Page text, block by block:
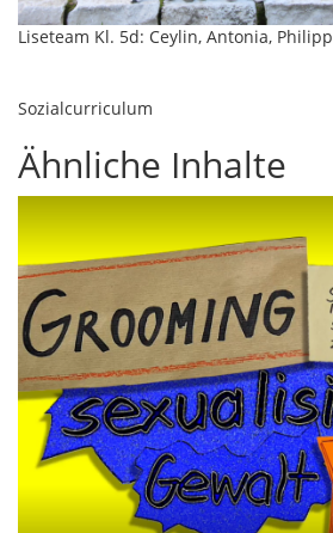
Liseteam Kl. 5d: Ceylin, Antonia, Philipp
Sozialcurriculum
Ähnliche Inhalte